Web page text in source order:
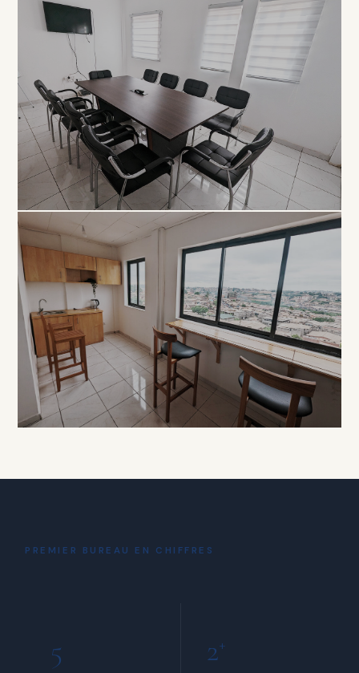
COLLABORATIF
Open
Space
À PARTIR DE 5 000 FCFA / JOUR
PROFESSIONNEL
Salle de
Réunion
À PARTIR DE 15 000 FCFA / HEURE
Coin Café
INCLUS POUR TOUS LES MEMBRES
PREMIER BUREAU EN CHIFFRES
5 2+